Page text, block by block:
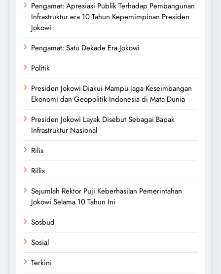
Pengamat: Apresiasi Publik Terhadap Pembangunan
Infrastruktur era 10 Tahun Kepemimpinan Presiden
Jokowi
Pengamat: Satu Dekade Era Jokowi
Politik
Presiden Jokowi Diakui Mampu Jaga Keseimbangan
Ekonomi dan Geopolitik Indonesia di Mata Dunia
Presiden Jokowi Layak Disebut Sebagai Bapak
Infrastruktur Nasional
Rilis
Rillis
Sejumlah Rektor Puji Keberhasilan Pemerintahan
Jokowi Selama 10 Tahun Ini
Sosbud
Sosial
Terkini